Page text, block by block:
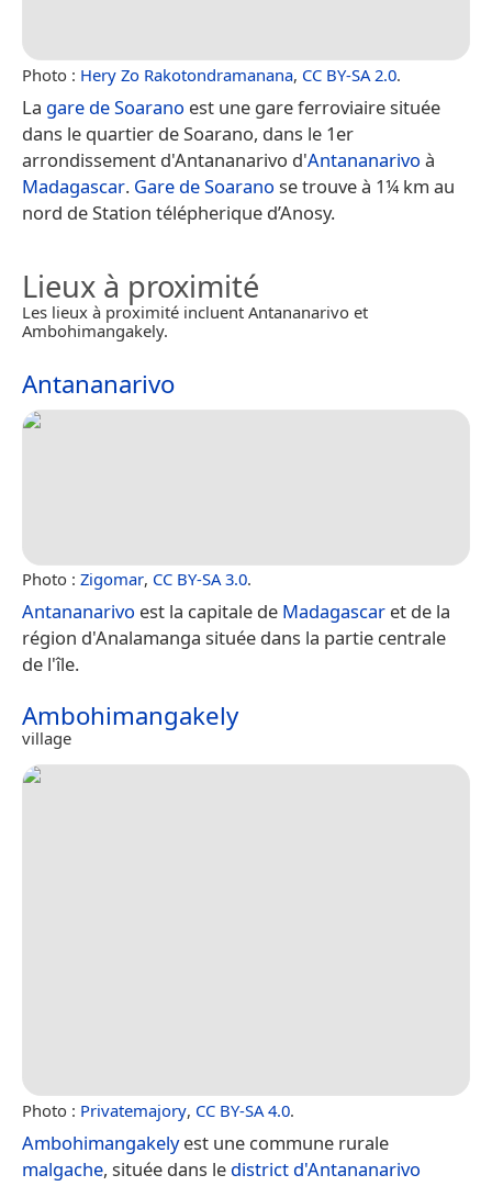
Photo : Hery Zo Rakotondramanana, CC BY-SA 2.0.
La gare de Soarano est une gare ferroviaire située
dans le quartier de Soarano, dans le 1er
arrondissement d'Antananarivo d'Antananarivo à
Madagascar. Gare de Soarano se trouve à 1¼ km au
nord de Station télépherique d’Anosy.
Lieux à proximité
Les lieux à proximité incluent Antananarivo et
Ambohimangakely.
Antananarivo
Photo : Zigomar, CC BY-SA 3.0.
Antananarivo est la capitale de Madagascar et de la
région d'Analamanga située dans la partie centrale
de l'île.
Ambohimangakely
village
Photo : Privatemajory, CC BY-SA 4.0.
Ambohimangakelyest une commune rurale
malgache, située dans le district d'Antananarivo